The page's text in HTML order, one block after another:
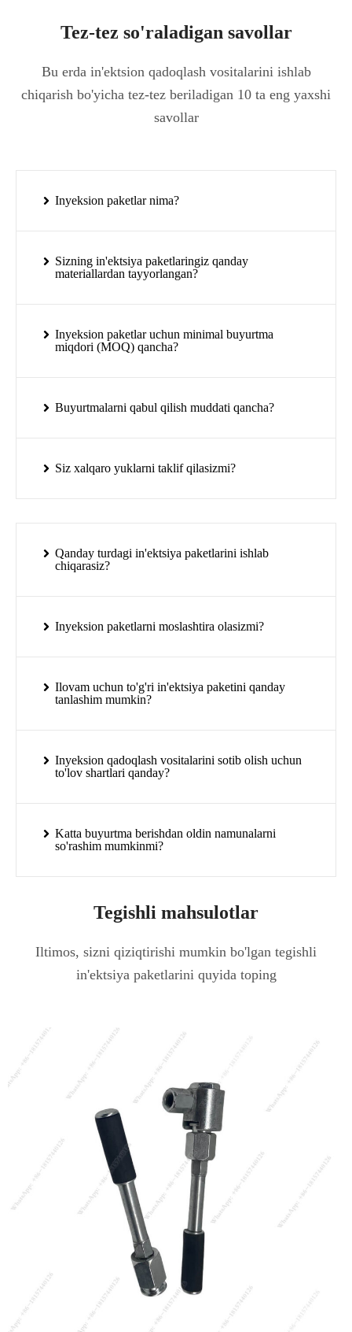
Tez-tez so'raladigan savollar
Bu erda in'ektsion qadoqlash vositalarini ishlab
chiqarish bo'yicha tez-tez beriladigan 10 ta eng yaxshi
savollar
Inyeksion paketlar nima?
Sizning in'ektsiya paketlaringiz qanday
materiallardan tayyorlangan?
Inyeksion paketlar uchun minimal buyurtma
miqdori (MOQ) qancha?
Buyurtmalarni qabul qilish muddati qancha?
Siz xalqaro yuklarni taklif qilasizmi?
Qanday turdagi in'ektsiya paketlarini ishlab
chiqarasiz?
Inyeksion paketlarni moslashtira olasizmi?
Ilovam uchun to'g'ri in'ektsiya paketini qanday
tanlashim mumkin?
Inyeksion qadoqlash vositalarini sotib olish uchun
to'lov shartlari qanday?
Katta buyurtma berishdan oldin namunalarni
so'rashim mumkinmi?
Tegishli mahsulotlar
Iltimos, sizni qiziqtirishi mumkin bo'lgan tegishli
in'ektsiya paketlarini quyida toping